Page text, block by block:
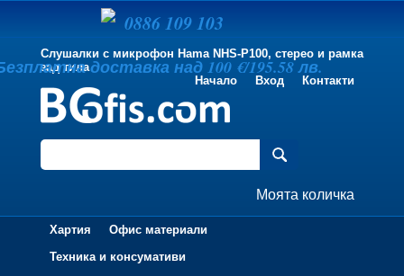
Слушалки с микрофон Hama NHS-P100, стерео и рамка
зад тила
Начало
Вход Контакти
Моята количка
Хартия
Офис материали
Техника и консумативи
0886 109 103
доставка над 100 €/195.58 лв.